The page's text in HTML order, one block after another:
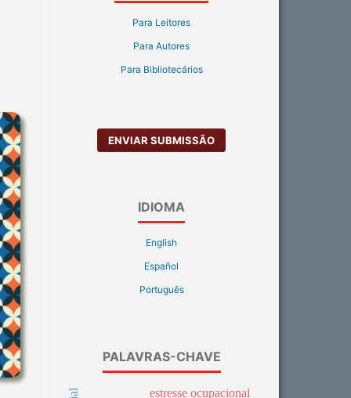
Para Leitores
Para Autores
Para Bibliotecários
ENVIAR SUBMISSÃO
IDIOMA
English
Español
Português
PALAVRAS-CHAVE
estresse ocupacional